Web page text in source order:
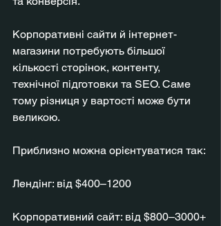
Корпоративні сайти й інтернет-
магазини потребують більшої
кількості сторінок, контенту,
технічної підготовки та SEO. Саме
тому різниця у вартості може бути
великою.
Приблизно можна орієнтуватися так:
Лендінг: від $400–1200
Корпоративний сайт: від $800–3000+